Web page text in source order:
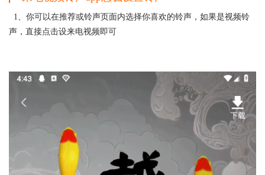
1、你可以在推荐或铃声页面内选择你喜欢的铃声，如果是视频铃
声，直接点击设来电视频即可